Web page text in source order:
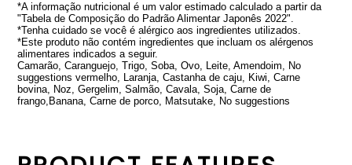
*A informação nutricional é um valor estimado calculado a partir da
"Tabela de Composição do Padrão Alimentar Japonês 2022".
*Tenha cuidado se você é alérgico aos ingredientes utilizados.
*Este produto não contém ingredientes que incluam os alérgenos
alimentares indicados a seguir.
Camarão, Caranguejo, Trigo, Soba, Ovo, Leite, Amendoim, No
suggestions vermelho, Laranja, Castanha de caju, Kiwi, Carne
bovina, Noz, Gergelim, Salmão, Cavala, Soja, Carne de
frango,Banana, Carne de porco, Matsutake, No suggestions